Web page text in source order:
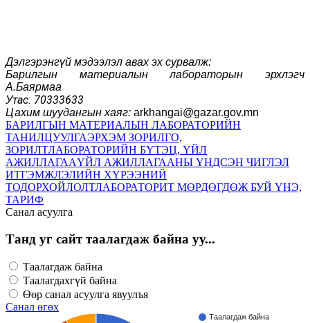
Дэлгэрэнгүй мэдээлэл авах эх сурвалж:
Барилгын материалын лабораторын эрхлэгч
А.Баярмаа
Утас: 70333633
Цахим шуудангын хаяг: arkhangai@gazar.gov.mn
БАРИЛГЫН МАТЕРИАЛЫН ЛАБОРАТОРИЙН
ТАНИЛЦУУЛГАЭРХЭМ ЗОРИЛГО,
ЗОРИЛТЛАБОРАТОРИЙН БҮТЭЦ, ҮЙЛ
АЖИЛЛАГААҮЙЛ АЖИЛЛАГААНЫ ҮНДСЭН ЧИГЛЭЛ
ИТГЭМЖЛЭЛИЙН ХҮРЭЭНИЙ
ТОДОРХОЙЛОЛТЛАБОРАТОРИТ МӨРДӨГДӨЖ БУЙ ҮНЭ,
ТАРИФ
Санал асуулга
Танд уг сайт таалагдаж байна уу...
Таалагдаж байна
Таалагдахгүй байна
Өөр санал асуулга явуулъя
Санал өгөх
Таалагдаж байна